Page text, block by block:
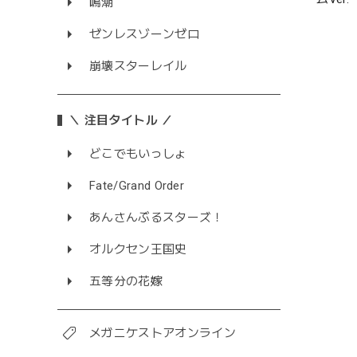
ゼンレスゾーンゼロ
崩壊スターレイル
＼ 注目タイトル ／
どこでもいっしょ
Fate/Grand Order
あんさんぶるスターズ！
オルクセン王国史
五等分の花嫁
メガニケストアオンライン